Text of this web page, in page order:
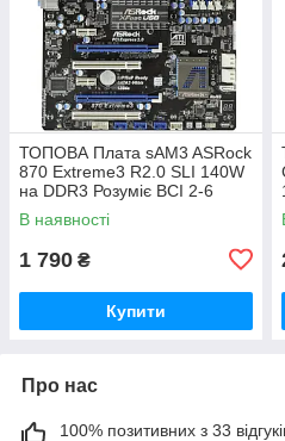
ТОПОВА Плата sAM3 ASRock
870 Extreme3 R2.0 SLI 140W
на DDR3 Розуміє ВСІ 2-6
ЯДЕРН ПРОЦИ + SATA III,
USB 3.0
В наявності
1 790 ₴
Купити
Про нас
100% позитивних з 33